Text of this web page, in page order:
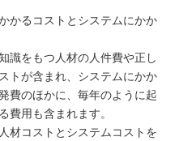
かるコストとシステムにかか
識をもつ人材の人件費や正し
トが含まれ、システムにかか
費のほかに、毎年のように起
費用も含まれます。
材コストとシステムコストを